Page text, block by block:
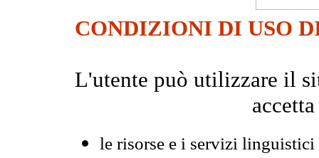
CONDIZIONI DI USO
L'utente può utilizzare il
le risorse e i servizi